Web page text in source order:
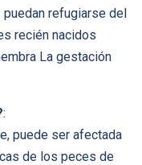
refugiarse del
recién nacidos
La gestación
:
puede ser afectada
de los peces de